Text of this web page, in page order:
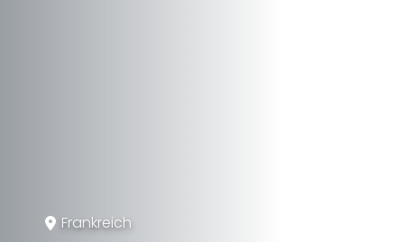
Frankreich